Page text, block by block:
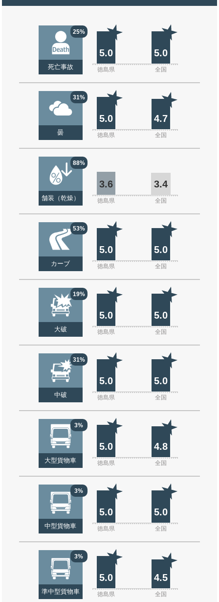
25%
死亡事故
5.0 5.0
徳島県 全国
31%
曇
5.0 4.7
徳島県 全国
88%
舗装（乾燥）
3.6 3.4
徳島県 全国
53%
カーブ
5.0 5.0
徳島県 全国
19%
大破
5.0 5.0
徳島県 全国
31%
中破
5.0 5.0
徳島県 全国
3%
大型貨物車
5.0 4.8
徳島県 全国
3%
中型貨物車
5.0 5.0
徳島県 全国
3%
準中型貨物車
5.0 4.5
徳島県 全国